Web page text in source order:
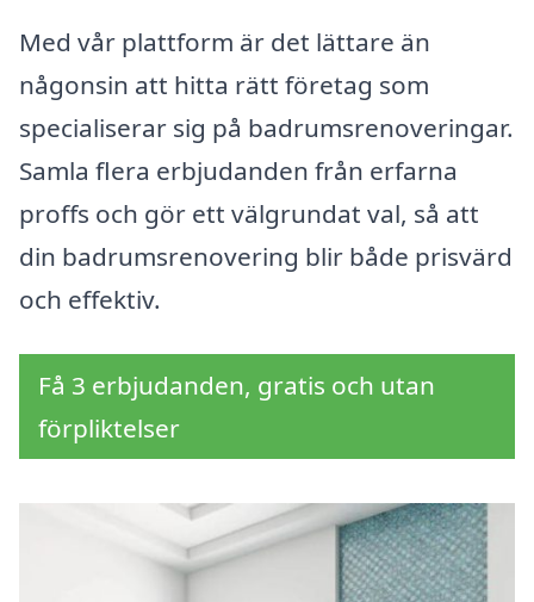
Med vår plattform är det lättare än
någonsin att hitta rätt företag som
specialiserar sig på badrumsrenoveringar.
Samla flera erbjudanden från erfarna
proffs och gör ett välgrundat val, så att
din badrumsrenovering blir både prisvärd
och effektiv.
Få 3 erbjudanden, gratis och utan
förpliktelser